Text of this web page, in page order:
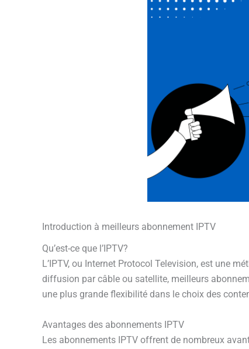
Introduction à meilleurs abonnement IPTV
Qu’est-ce que l’IPTV?
L’IPTV, ou Internet Protocol Television, est une
diffusion par câble ou satellite, meilleurs
une plus grande flexibilité dans le choix des
Avantages des abonnements IPTV
Les abonnements IPTV offrent de nombreux